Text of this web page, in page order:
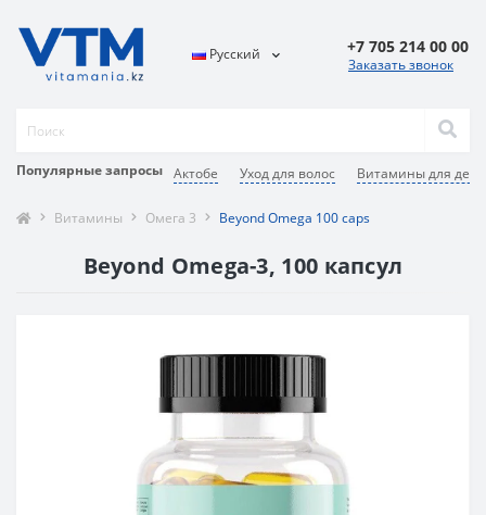
Популярные запросы Актобе Уход для волос Витамины для
Русский +7 705 214 00 00
Заказать звонок
Витамины Омега 3 Beyond Omega 100 caps
Beyond Omega-3, 100 капсул